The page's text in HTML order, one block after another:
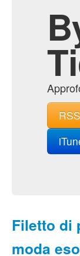
Filetto di
moda